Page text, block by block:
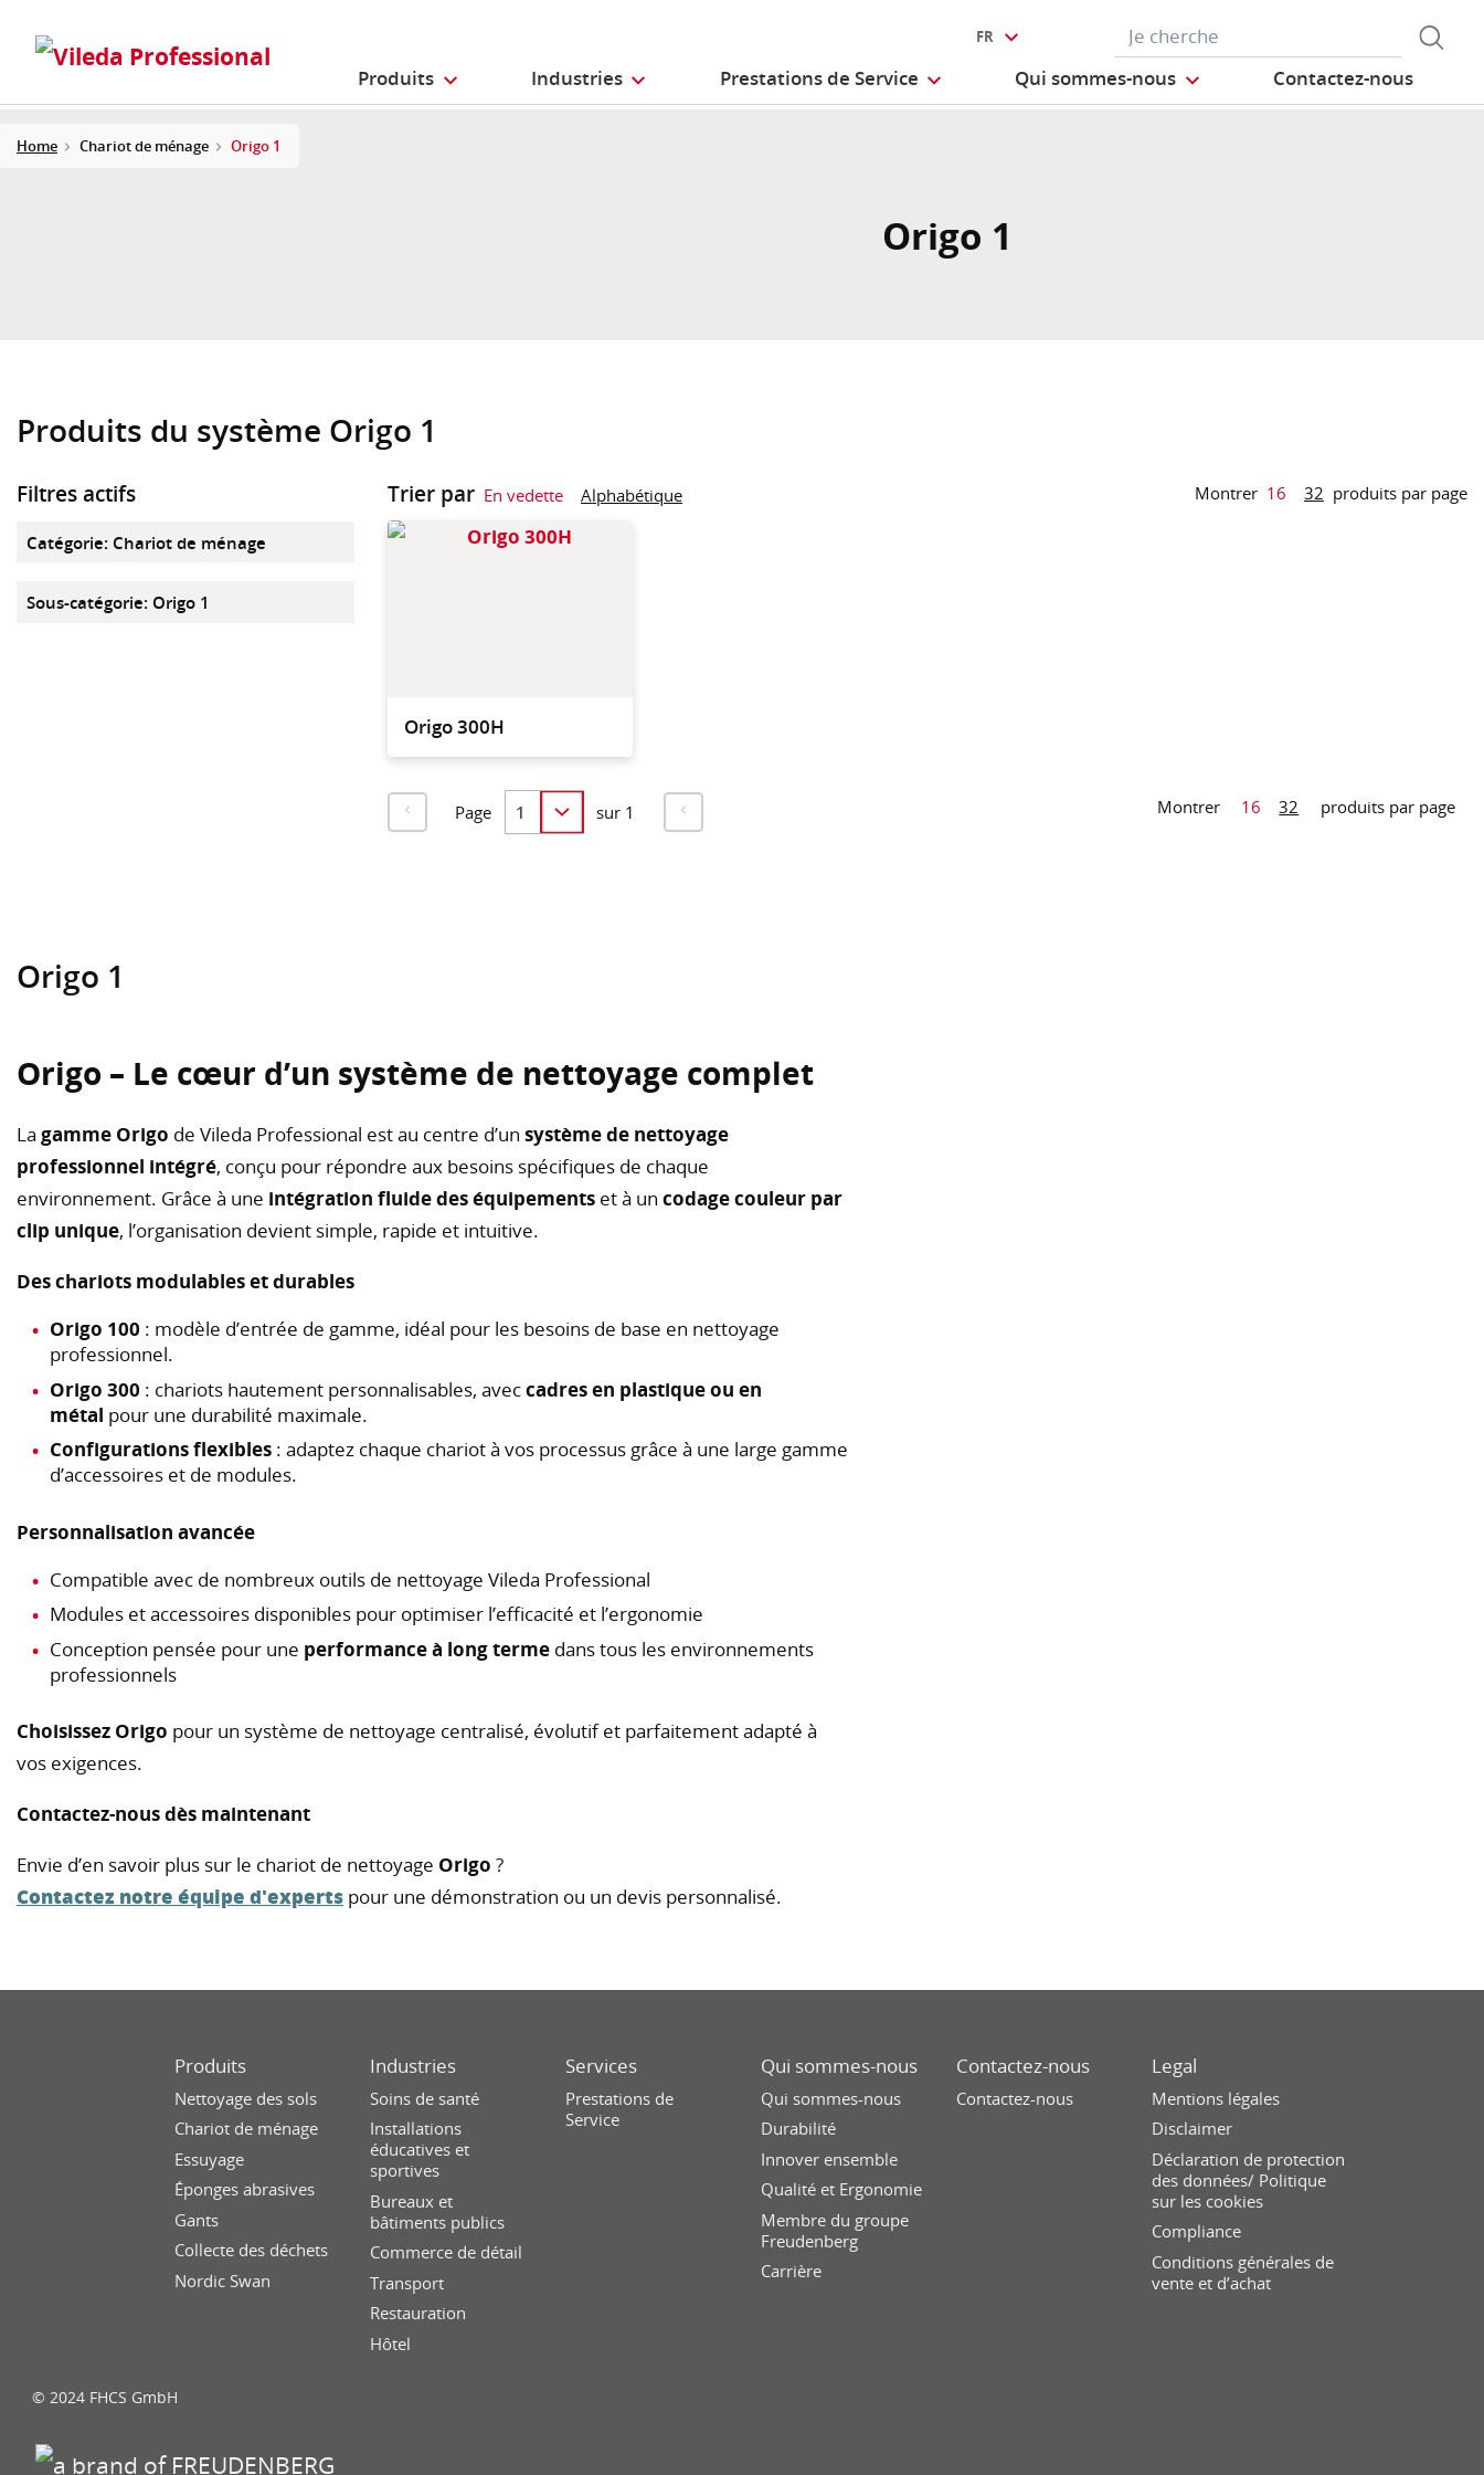
Produits Industries Prestations de Service Qui sommes-nous Contactez-nous
FR
Home Chariot de ménage Origo 1
Origo 1
Produits du système Origo 1
Filtres actifs
Catégorie: Chariot de ménage
Sous-catégorie: Origo 1
Trier par En vedette Alphabétique Montrer 16 32 produits par page
Origo 300H
Page sur 1 Montrer 16 32 produits par page
Origo 1
Origo – Le cœur d’un système de nettoyage complet
La gamme Origo de Vileda Professional est au centre d’un système de nettoyage
professionnel intégré, conçu pour répondre aux besoins spécifiques de chaque
environnement. Grâce à une intégration fluide des équipements et à un codage couleur par
clip unique, l’organisation devient simple, rapide et intuitive.
Des chariots modulables et durables
Origo 100 : modèle d’entrée de gamme, idéal pour les besoins de base en nettoyage
professionnel.
Origo 300 : chariots hautement personnalisables, aveccadres en plastique ou en
métal pour une durabilité maximale.
Configurations flexibles : adaptez chaque chariot à vos processus grâce à une large gamme
d’accessoires et de modules.
Personnalisation avancée
Compatible avec de nombreux outils de nettoyage Vileda Professional
Modules et accessoires disponibles pour optimiser l’efficacité et l’ergonomie
Conception pensée pour une performance à long terme dans tous les environnements
professionnels
Choisissez Origo pour un système de nettoyage centralisé, évolutif et parfaitement adapté à
vos exigences.
Contactez-nous dès maintenant
Envie d’en savoir plus sur le chariot de nettoyage Origo ?
Contactez notre équipe d'experts pour une démonstration ou un devis personnalisé.
Produits
Nettoyage des sols
Chariot de ménage
Essuyage
Éponges abrasives
Gants
Collecte des déchets
Nordic Swan
Industries
Soins de santé
Installations
éducatives et
sportives
Bureaux et
bâtiments publics
Commerce de détail
Transport
Restauration
Hôtel
Services
Prestations de
Service
Qui sommes-nous
Qui sommes-nous
Durabilité
Innover ensemble
Qualité et Ergonomie
Membre du groupe
Freudenberg
Carrière
Contactez-nous
Contactez-nous
Legal
Mentions légales
Disclaimer
Déclaration de protection
des données/ Politique
sur les cookies
Compliance
Conditions générales de
vente et d’achat
© 2024 FHCS GmbH